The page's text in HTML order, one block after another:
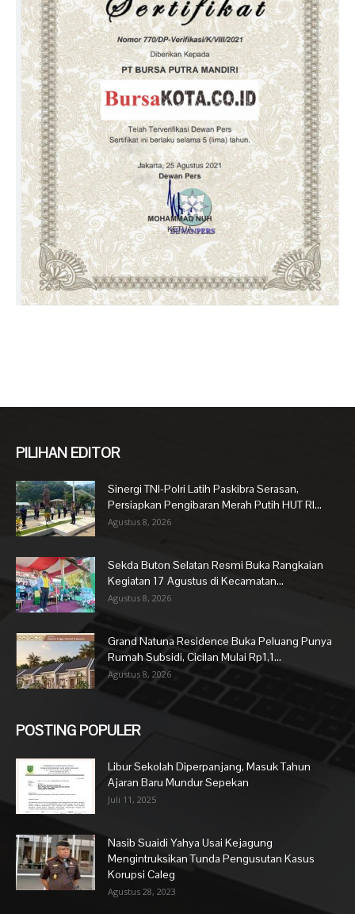
PILIHAN EDITOR
Sinergi TNI-Polri Latih Paskibra Serasan,
Persiapkan Pengibaran Merah Putih HUT RI...
Agustus 8, 2026
Sekda Buton Selatan Resmi Buka Rangkaian
Kegiatan 17 Agustus di Kecamatan...
Agustus 8, 2026
Grand Natuna Residence Buka Peluang Punya
Rumah Subsidi, Cicilan Mulai Rp1,1...
Agustus 8, 2026
POSTING POPULER
Libur Sekolah Diperpanjang, Masuk Tahun
Ajaran Baru Mundur Sepekan
Juli 11, 2025
Nasib Suaidi Yahya Usai Kejagung
Mengintruksikan Tunda Pengusutan Kasus
Korupsi Caleg
Agustus 28, 2023